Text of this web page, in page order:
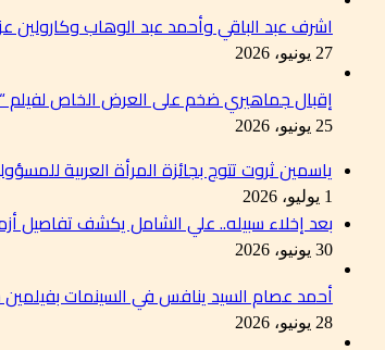
اشرف عبد الباقي وأحمد عبد الوهاب
27 يونيو، 2026
إقبال جماهيري ضخم على العرض الخاص لفيلم
25 يونيو، 2026
ياسمين ثروت تتوج بجائزة المرأة العربية للمسؤولية المجتمعية 2026 تقديرًا
1 يوليو، 2026
بعد إخلاء سبيله.. علي الشامل يكشف تفاصيل
30 يونيو، 2026
أحمد عصام السيد ينافس في السينمات
28 يونيو، 2026